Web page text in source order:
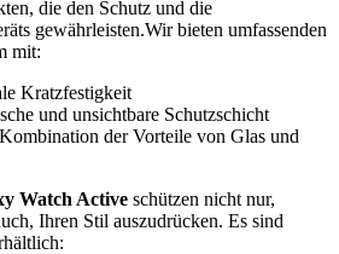
die den Schutz und die
gewährleisten.Wir bieten umfassenden
mit:
Kratzfestigkeit
und unsichtbare Schutzschicht
der Vorteile von Glas und
Watch Active schützen nicht nur,
Ihren Stil auszudrücken. Es sind